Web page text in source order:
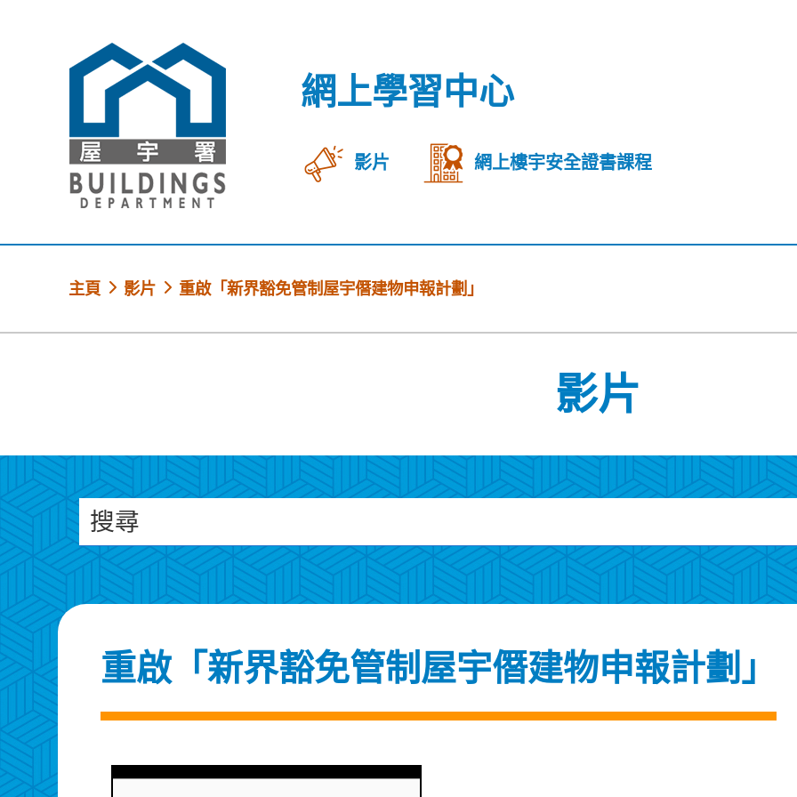
網上學習中心
影片 網上樓宇安全證書課程
主頁 影片 重啟「新界豁免管制屋宇僭建物申報計劃」
影片
搜尋
重啟「新界豁免管制屋宇僭建物申報計劃」